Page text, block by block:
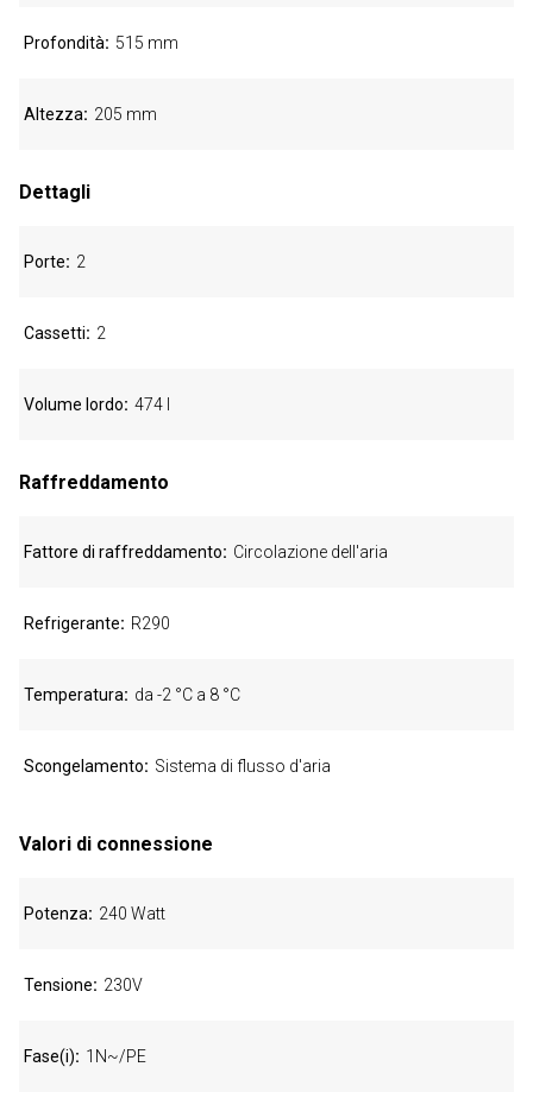
Profondità 515 mm
Altezza 205 mm
Dettagli
Porte 2
Cassetti 2
Volume lordo 474 l
Raffreddamento
Fattore di raffreddamento Circolazione dell'aria
Refrigerante R290
Temperatura da -2 °C a 8 °C
Scongelamento Sistema di flusso d'aria
Valori di connessione
Potenza 240 Watt
Tensione 230V
Fase(i) 1N~/PE